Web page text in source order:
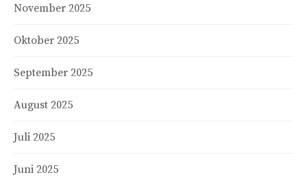
November 2025
Oktober 2025
September 2025
August 2025
Juli 2025
Juni 2025